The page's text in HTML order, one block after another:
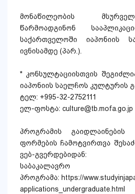
მონაწილეობის
წარმოადგინონ
საქართველოში იაპონიის
ივნისამდე (პარ.).
* კონსულტაციისთვის
იაპონიის საელჩოს კულტურის
ტელ: +995-32-2752111
ელ-ფოსტა: culture@tb.mofa.go.jp
პროგრამის გაიდლაინების
ფორმების ჩამოტვირთვა
ვებ-გვერდებიდან:
საბაკალავრო
პროგრამა: https://
applications_undergraduate.html